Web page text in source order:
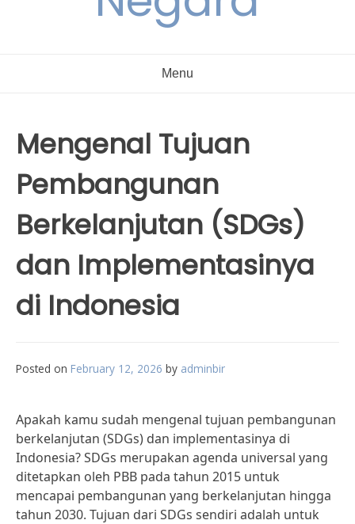
Menu
Mengenal Tujuan
Pembangunan
Berkelanjutan (SDGs)
dan Implementasinya
di Indonesia
Posted on February 12, 2026 by adminbir
Apakah kamu sudah mengenal tujuan pembangunan
berkelanjutan (SDGs) dan implementasinya di
Indonesia? SDGs merupakan agenda universal yang
ditetapkan oleh PBB pada tahun 2015 untuk
mencapai pembangunan yang berkelanjutan hingga
tahun 2030. Tujuan dari SDGs sendiri adalah untuk